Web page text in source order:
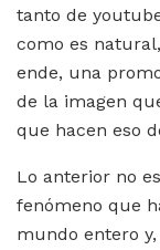
tanto de
como es
ende, una
de la imagen
que hacen eso
Lo anterior no
fenómeno que
mundo entero